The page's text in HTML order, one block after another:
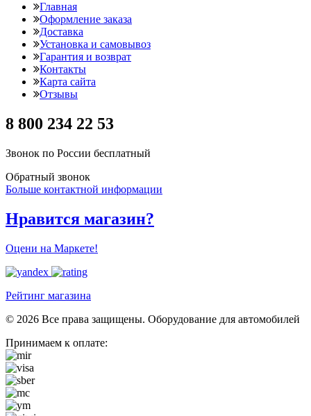
Главная
Оформление заказа
Доставка
Установка и самовывоз
Гарантия и возврат
Контакты
Карта сайта
Отзывы
8 800 234 22 53
Звонок по России бесплатный
Обратный звонок
Больше контактной информации
Нравится магазин?
Оцени на Маркете!
Рейтинг магазина
© 2026 Все права защищены. Оборудование для автомобилей
Принимаем к оплате: